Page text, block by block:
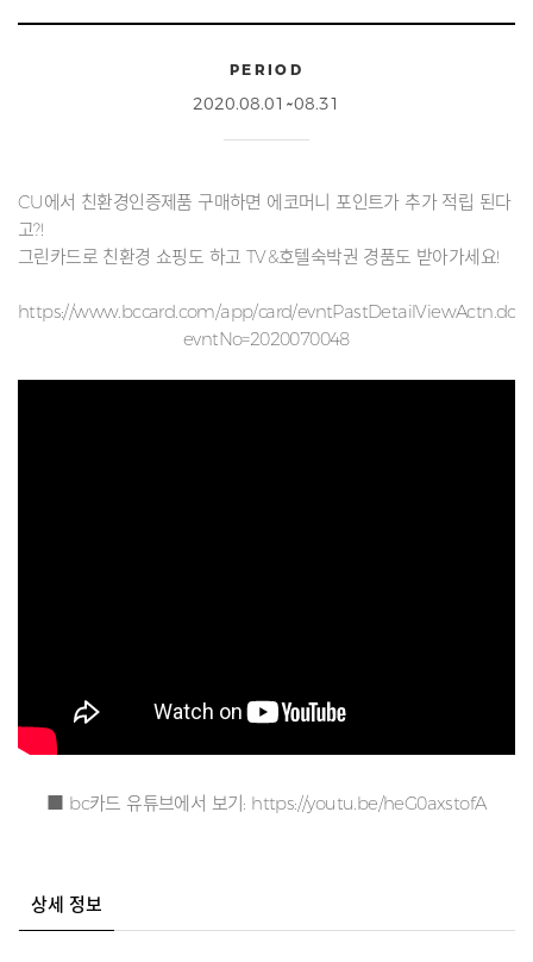
PERIOD
2020.08.01~08.31
CU에서 친환경인증제품 구매하면 에코머니 포인트가 추가 적립 된다
고?!
그린카드로 친환경 쇼핑도 하고 TV&호텔숙박권 경품도 받아가세요!
https://www.bccard.com/app/card/evntPastDetailViewActn.do?
evntNo=2020070048
■ bc카드 유튜브에서 보기: https://youtu.be/heG0axstofA
상세 정보